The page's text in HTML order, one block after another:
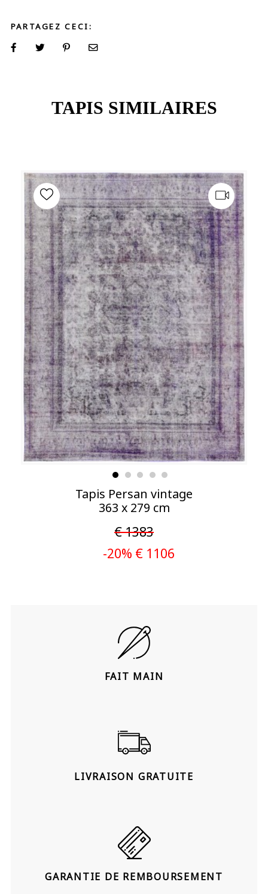
PARTAGEZ CECI:
TAPIS SIMILAIRES
Tapis Persan vintage
363 x 279 cm
€ 1383
-20% € 1106
FAIT MAIN
LIVRAISON GRATUITE
GARANTIE DE REMBOURSEMENT